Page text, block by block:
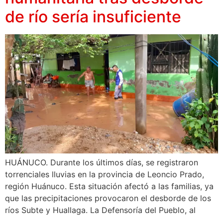
de río sería insuficiente
HUÁNUCO. Durante los últimos días, se registraron
torrenciales lluvias en la provincia de Leoncio Prado,
región Huánuco. Esta situación afectó a las familias, ya
que las precipitaciones provocaron el desborde de los
ríos Subte y Huallaga. La Defensoría del Pueblo, al